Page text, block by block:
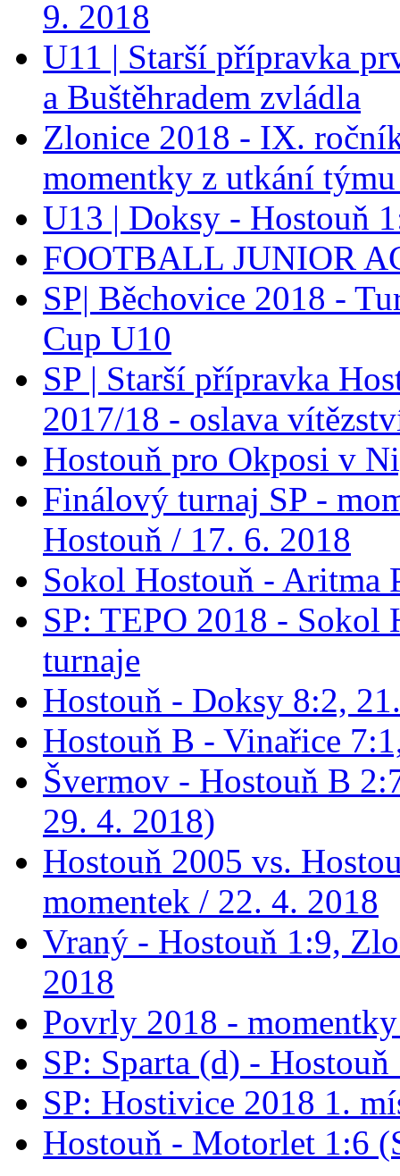
9. 2018
U11 | Starší přípravka
a Buštěhradem zvládla
Zlonice 2018 - IX.
momentky z utkání
U13 | Doksy - Hostouň
FOOTBALL JUNIOR
SP| Běchovice 2018 -
Cup U10
SP | Starší přípravka
2017/18 - oslava
Hostouň pro Okposi v
Finálový turnaj SP -
Hostouň / 17. 6. 2018
Sokol Hostouň - Aritma
SP: TEPO 2018 - Sokol
turnaje
Hostouň - Doksy 8:2,
Hostouň B - Vinařice
Švermov - Hostouň B
29. 4. 2018)
Hostouň 2005 vs.
momentek / 22. 4. 2018
Vraný - Hostouň 1:9,
2018
Povrly 2018 -
SP: Sparta (d) - Hostouň
SP: Hostivice 2018 1.
Hostouň - Motorlet 1:6